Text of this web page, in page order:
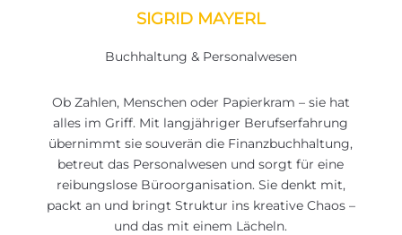
SIGRID MAYERL
Buchhaltung & Personalwesen
Ob Zahlen, Menschen oder Papierkram – sie hat
alles im Griff. Mit langjähriger Berufserfahrung
übernimmt sie souverän die Finanzbuchhaltung,
betreut das Personalwesen und sorgt für eine
reibungslose Büroorganisation. Sie denkt mit,
packt an und bringt Struktur ins kreative Chaos –
und das mit einem Lächeln.